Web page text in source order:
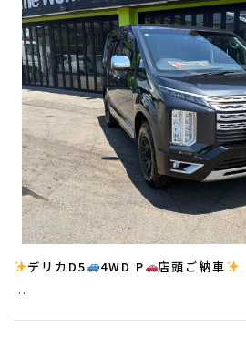
デリカD5 4WD P
店頭ご納車
…